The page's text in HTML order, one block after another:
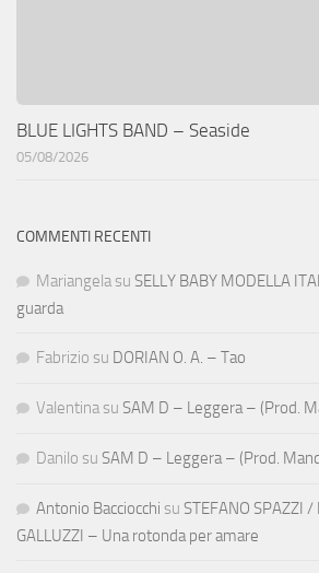
BLUE LIGHTS BAND – Seaside
05/08/2026
COMMENTI RECENTI
Mariangela su SELLY BABY MODELLA
guarda
Fabrizio su DORIAN O. A. – Tao
Valentina su SAM D – Leggera – (Prod.
Danilo su SAM D – Leggera – (Prod.
Antonio Bacciocchi su STEFANO SPAZZI
GALLUZZI – Una rotonda per amare